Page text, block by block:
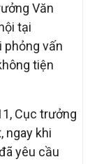
Văn
tại
phỏng vấn
tiện
Cục trưởng
ngay khi
yêu cầu